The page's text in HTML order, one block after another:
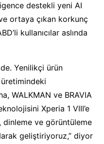
destekli yeni AI
ortaya çıkan korkunç
kullanıcılar aslında
Yenilikçi ürün
WALKMAN ve BRAVIA
Xperia 1 VIII’e
ve görüntüleme
geliştiriyoruz,” diyor